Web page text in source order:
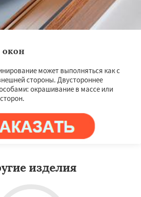
может выполняться как с
стороны. Двустороннее
окрашивание в массе или
изделия